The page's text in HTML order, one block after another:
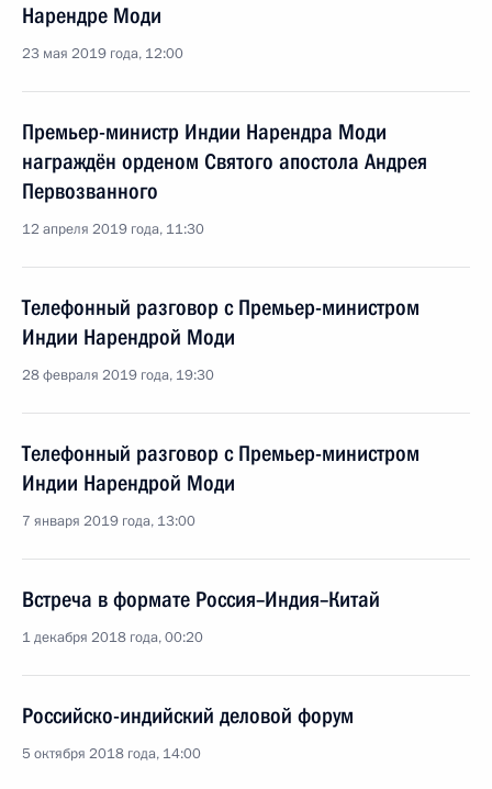
Нарендре Моди
23 мая 2019 года, 12:00
Премьер-министр Индии Нарендра Моди
награждён орденом Святого апостола Андрея
Первозванного
12 апреля 2019 года, 11:30
Телефонный разговор с Премьер-министром
Индии Нарендрой Моди
28 февраля 2019 года, 19:30
Телефонный разговор с Премьер-министром
Индии Нарендрой Моди
7 января 2019 года, 13:00
Встреча в формате Россия–Индия–Китай
1 декабря 2018 года, 00:20
Российско-индийский деловой форум
5 октября 2018 года, 14:00